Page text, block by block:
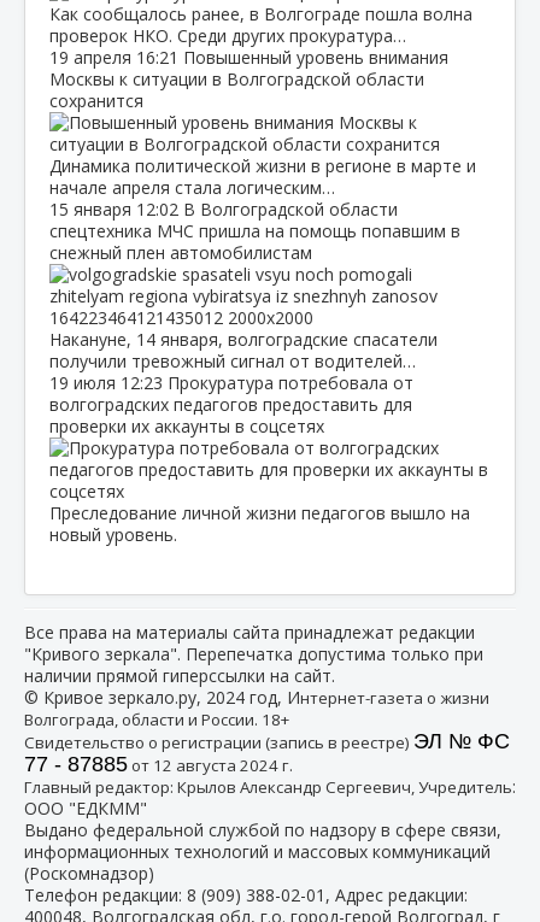
Как сообщалось ранее, в Волгограде пошла волна
проверок НКО. Среди других прокуратура…
19 апреля 16:21 Повышенный уровень внимания
Москвы к ситуации в Волгоградской области
сохранится
Динамика политической жизни в регионе в марте и
начале апреля стала логическим…
15 января 12:02 В Волгоградской области
спецтехника МЧС пришла на помощь попавшим в
снежный плен автомобилистам
Накануне, 14 января, волгоградские спасатели
получили тревожный сигнал от водителей…
19 июля 12:23 Прокуратура потребовала от
волгоградских педагогов предоставить для
проверки их аккаунты в соцсетях
Преследование личной жизни педагогов вышло на
новый уровень.
Все права на материалы сайта принадлежат редакции
"Кривого зеркала". Перепечатка допустима только при
наличии прямой гиперссылки на сайт.
© Кривое зеркало.ру, 2024 год, Интернет-газета о жизни
Волгограда, области и России. 18+
Свидетельство о регистрации (запись в реестре) ЭЛ № ФС
77 - 87885от 12 августа 2024 г.
Главный редактор: Крылов Александр Сергеевич, Учредитель:
ООО "ЕДКММ"
Выдано федеральной службой по надзору в сфере связи,
информационных технологий и массовых коммуникаций
(Роскомнадзор)
Телефон редакции: 8 (909) 388-02-01 , Адрес редакции:
400048, Волгоградская обл, г.о. город-герой Волгоград, г